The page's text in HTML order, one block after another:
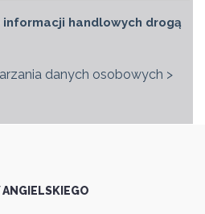
informacji handlowych drogą
danych osobowych >
ANGIELSKIEGO